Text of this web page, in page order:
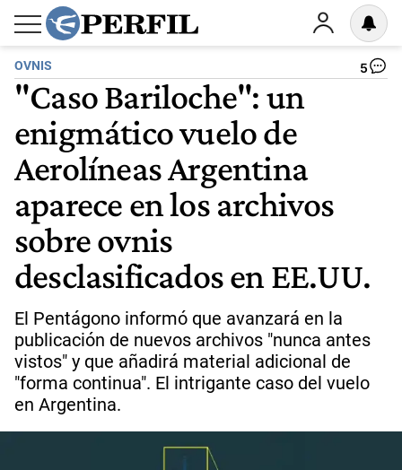
OVNIS 5
"Caso Bariloche": un
enigmático vuelo de
Aerolíneas Argentina
aparece en los archivos
sobre ovnis
desclasificados en EE.UU.
El Pentágono informó que avanzará en la
publicación de nuevos archivos "nunca antes
vistos" y que añadirá material adicional de
"forma continua". El intrigante caso del vuelo
en Argentina.